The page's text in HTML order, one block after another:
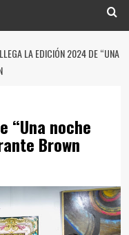
LLEGA LA EDICIÓN 2024 DE “UNA
“Una noche
Brown